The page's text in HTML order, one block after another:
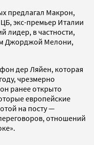
предлагал Макрон,
экс-премьер Италии
лидер, в частности,
Джорджой Мелони,
дер Ляйен, которая
чрезмерно
ранее открыто
европейские
на посту —
отношений